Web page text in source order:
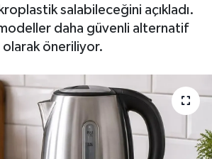
salabileceğini açıkladı.
daha güvenli alternatif
olarak öneriliyor.